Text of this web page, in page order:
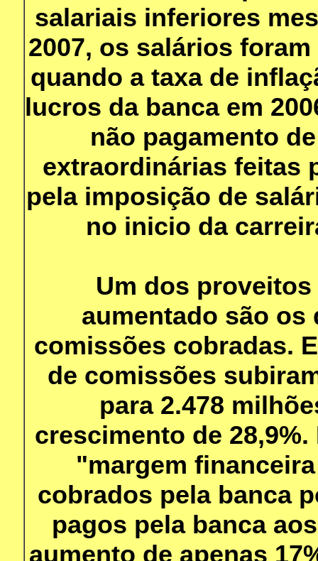
salariais inferiores
2007, os salários
quando a taxa de
lucros da banca em
não pagamento
extraordinárias feitas
pela imposição de
no inicio da
Um dos
aumentado são os
comissões cobradas.
de comissões
para 2.478
crescimento de
"margem
cobrados pela banca
pagos pela banca
aumento de apenas